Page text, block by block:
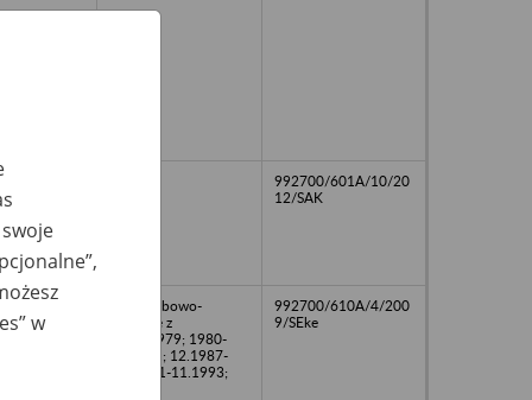
992700/601A/10/20
12/SAK
akta osobowo-
płacowe z
lat:12.1979; 1980-
11.1981; 12.1987-
1992; 01-11.1993;
992700/610A/4/200
9/SEke
w